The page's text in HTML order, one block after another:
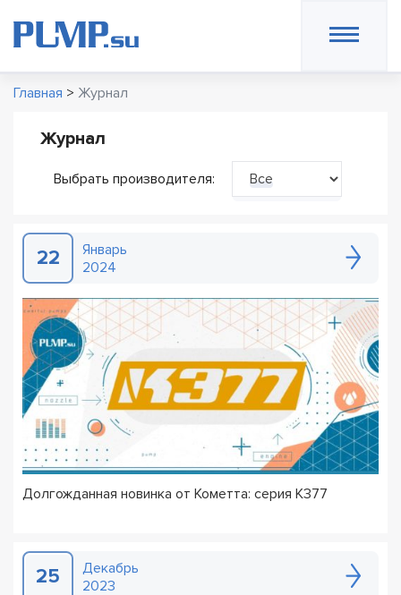
Главная > Журнал
Журнал
Выбрать производителя: Все
22
Январь
2024
Долгожданная новинка от Кометта: серия К377
25
Декабрь
2023